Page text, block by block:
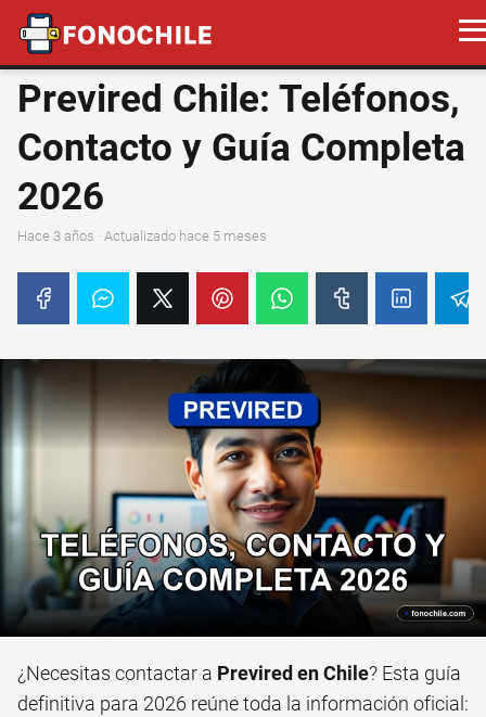
Previred Chile: Teléfonos,
Contacto y Guía Completa
2026
hace 3 años · Actualizado hace 5 meses
¿Necesitas contactar a Previred en Chile? Esta guía
definitiva para 2026 reúne toda la información oficial: